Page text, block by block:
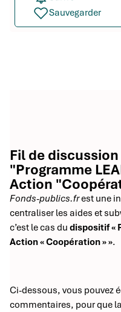
Sauvegarder
Fil de
"Programme
Action
Fonds-publics.frest une
centraliser les aides et
c’est le cas du dispositif «
Action « Coopération » ».
Ci-dessous, vous pouvez
commentaires, pour que